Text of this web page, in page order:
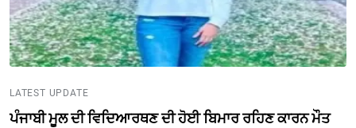
LATEST UPDATE
ਪੰਜਾਬੀ ਮੂਲ ਦੀ ਵਿਦਿਆਰਥਣ ਦੀ ਹੋਈ ਬਿਮਾਰ ਰਹਿਣ ਕਾਰਨ ਮੌਤ